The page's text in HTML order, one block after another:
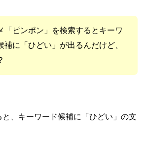
「ピンポン」を検索するとキーワ
補に「ひどい」が出るんだけど、
と、キーワード候補に「ひどい」の文